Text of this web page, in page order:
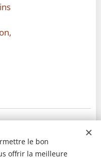
le bon
offrir la meilleure